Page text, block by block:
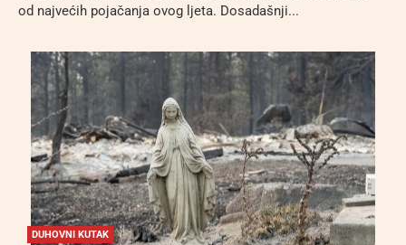
od najvećih pojačanja ovog ljeta. Dosadašnji...
DUHOVNI KUTAK